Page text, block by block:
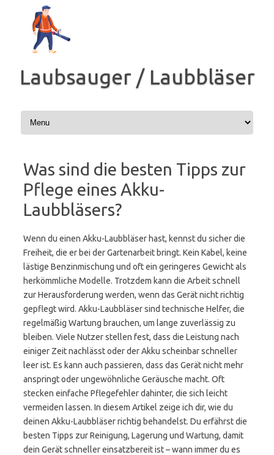
Inhalt
springen
Laubsauger / Laubbläser
Was sind die besten Tipps zur
Pflege eines Akku-
Laubbläsers?
Wenn du einen Akku-Laubbläser hast, kennst du sicher die
Freiheit, die er bei der Gartenarbeit bringt. Kein Kabel, keine
lästige Benzinmischung und oft ein geringeres Gewicht als
herkömmliche Modelle. Trotzdem kann die Arbeit schnell
zur Herausforderung werden, wenn das Gerät nicht richtig
gepflegt wird. Akku-Laubbläser sind technische Helfer, die
regelmäßig Wartung brauchen, um lange zuverlässig zu
bleiben. Viele Nutzer stellen fest, dass die Leistung nach
einiger Zeit nachlässt oder der Akku scheinbar schneller
leer ist. Es kann auch passieren, dass das Gerät nicht mehr
anspringt oder ungewöhnliche Geräusche macht. Oft
stecken einfache Pflegefehler dahinter, die sich leicht
vermeiden lassen. In diesem Artikel zeige ich dir, wie du
deinen Akku-Laubbläser richtig behandelst. Du erfährst die
besten Tipps zur Reinigung, Lagerung und Wartung, damit
dein Gerät schneller einsatzbereit ist – wann immer du es